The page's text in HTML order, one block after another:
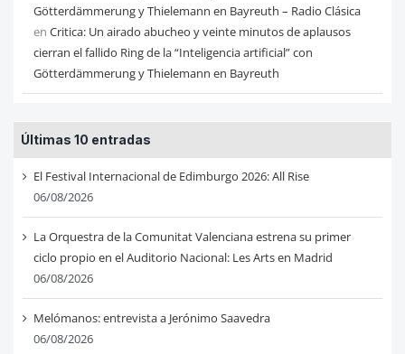
Götterdämmerung y Thielemann en Bayreuth – Radio Clásica
en Critica: Un airado abucheo y veinte minutos de aplausos
cierran el fallido Ring de la “Inteligencia artificial” con
Götterdämmerung y Thielemann en Bayreuth
Últimas 10 entradas
El Festival Internacional de Edimburgo 2026: All Rise
06/08/2026
La Orquestra de la Comunitat Valenciana estrena su primer
ciclo propio en el Auditorio Nacional: Les Arts en Madrid
06/08/2026
Melómanos: entrevista a Jerónimo Saavedra
06/08/2026